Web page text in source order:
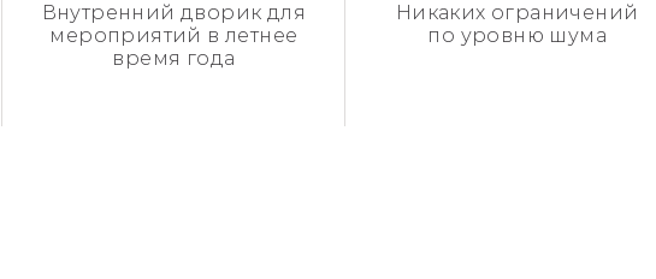
Внутренний дворик для
мероприятий в летнее
время года
Никаких ограничений
по уровню шума